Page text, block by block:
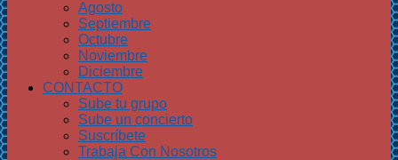
Agosto
Septiembre
Octubre
Noviembre
Diciembre
CONTACTO
Sube tu grupo
Sube un concierto
Suscríbete
Trabaja Con Nosotros